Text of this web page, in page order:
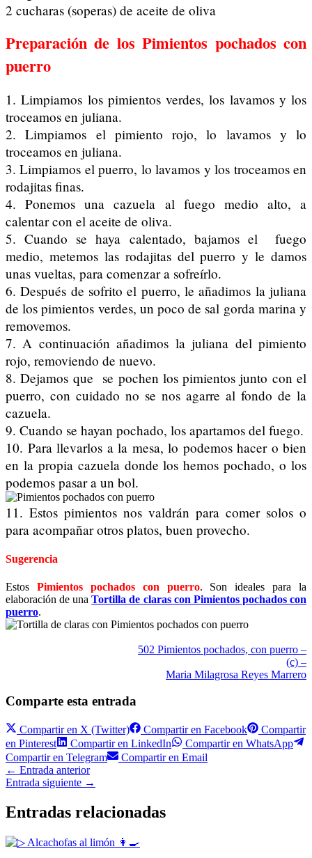
2 cucharas (soperas) de aceite de oliva
Preparación de los Pimientos pochados con
puerro
1. Limpiamos los pimientos verdes, los lavamos y los
troceamos en juliana.
2. Limpiamos el pimiento rojo, lo lavamos y lo
troceamos en juliana.
3. Limpiamos el puerro, lo lavamos y los troceamos en
rodajitas finas.
4. Ponemos una cazuela al fuego medio alto, a
calentar con el aceite de oliva.
5. Cuando se haya calentado, bajamos el fuego
medio, metemos las rodajitas del puerro y le damos
unas vueltas, para comenzar a sofreírlo.
6. Después de sofrito el puerro, le añadimos la juliana
de los pimientos verdes, un poco de sal gorda marina y
removemos.
7. A continuación añadimos la juliana del pimiento
rojo, removiendo de nuevo.
8. Dejamos que se pochen los pimientos junto con el
puerro, con cuidado no se nos agarre al fondo de la
cazuela.
9. Cuando se hayan pochado, los apartamos del fuego.
10. Para llevarlos a la mesa, lo podemos hacer o bien
en la propia cazuela donde los hemos pochado, o los
podemos pasar a un bol.
11. Estos pimientos nos valdrán para comer solos o
para acompañar otros platos, buen provecho.
Sugerencia
Estos Pimientos pochados con puerro. Son ideales para la
elaboración de unaTortilla de claras con Pimientos pochados con
puerro.
502 Pimientos pochados, con puerro –
(c) –
Maria Milagrosa Reyes Marrero
Comparte esta entrada
Compartir en X (Twitter) Compartir en Facebook
Compartir
en Pinterest Compartir en LinkedIn Compartir en WhatsApp
Compartir en Telegram Compartir en Email
← Entrada anterior
Entrada siguiente →
Entradas relacionadas